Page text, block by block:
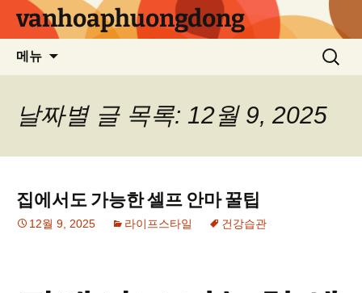
vanhoaphuongdong
메뉴
검
색:
날짜별 글 목록: 12월 9, 2025
집에서도 가능한 셀프 안마 꿀팁
12월 9, 2025 라이프스타일 건강습관